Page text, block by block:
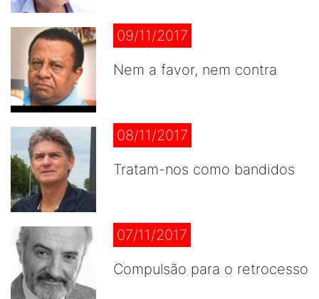
09/11/2017
Nem a favor, nem contra
08/11/2017
Tratam-nos como bandidos
07/11/2017
Compulsão para o retrocesso